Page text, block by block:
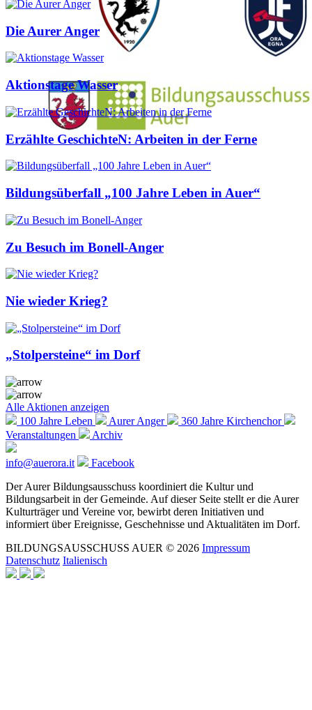
Die Aurer Anger
Aktionstage Wasser
Erzählte GeschichteN: Arbeiten in der Ferne
Bildungsüberfall „100 Jahre Leben in Auer“
Zu Besuch im Bonell-Anger
Nie wieder Krieg?
„Stolpersteine“ im Dorf
Alle Aktionen anzeigen
100 Jahre Leben
Aurer Anger
360 Jahre Kirchenchor
Veranstaltungen
Archiv
info@auerora.it
Facebook
Der Aurer Bildungsausschuss koordiniert die Kultur und
Bildungsarbeit in der Gemeinde. Auf dieser Seite stellt er die Aurer
Kulturträger und Vereine vor, bewirbt deren Initiativen und
informiert über Ereignisse, Geschehnisse und Aktualitäten im Dorf.
BILDUNGSAUSSCHUSS AUER © 2026 Impressum
Datenschutz Italienisch